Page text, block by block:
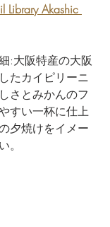
Library Akashic
:大阪特産の大阪
たカイピリーニ
さとみかんのフ
すい一杯に仕上
夕焼けをイメー
。